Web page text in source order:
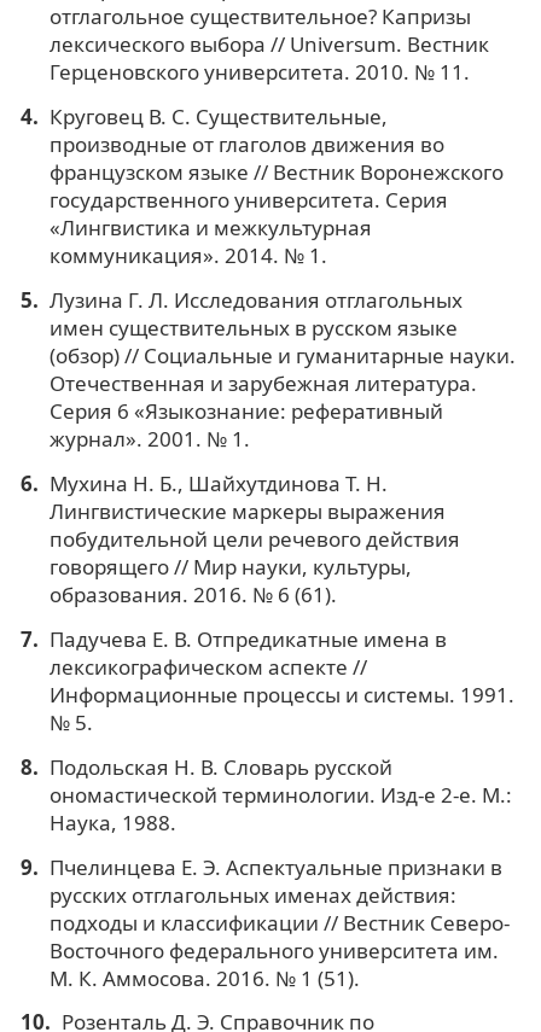
отглагольное существительное? Капризы
лексического выбора // Universum. Вестник
Герценовского университета. 2010. № 11.
Круговец В. С. Существительные,
производные от глаголов движения во
французском языке // Вестник Воронежского
государственного университета. Серия
«Лингвистика и межкультурная
коммуникация». 2014. № 1.
Лузина Г. Л. Исследования отглагольных
имен существительных в русском языке
(обзор) // Социальные и гуманитарные науки.
Отечественная и зарубежная литература.
Серия 6 «Языкознание: реферативный
журнал». 2001. № 1.
Мухина Н. Б., Шайхутдинова Т. Н.
Лингвистические маркеры выражения
побудительной цели речевого действия
говорящего // Мир науки, культуры,
образования. 2016. № 6 (61).
Падучева Е. В. Отпредикатные имена в
лексикографическом аспекте //
Информационные процессы и системы. 1991.
№ 5.
Подольская Н. В. Словарь русской
ономастической терминологии. Изд-е 2-е. М.:
Наука, 1988.
Пчелинцева Е. Э. Аспектуальные признаки в
русских отглагольных именах действия:
подходы и классификации // Вестник Северо-
Восточного федерального университета им.
М. К. Аммосова. 2016. № 1 (51).
Розенталь Д. Э. Справочник по